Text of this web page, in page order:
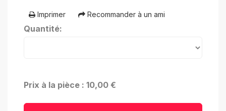
Imprimer Recommander à un ami
Quantité:
Prix à la pièce : 10,00 €